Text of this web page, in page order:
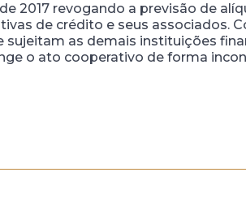
2017 revogando a previsão de
de crédito e seus associados.
as demais instituições
o ato cooperativo de forma